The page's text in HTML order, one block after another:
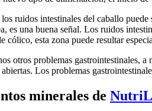
ruidos intestinales del caballo
es una buena señal. Los ruidos
cólico, esta zona puede resultar
otros problemas gastrointestinales, a
Los problemas
minerales de